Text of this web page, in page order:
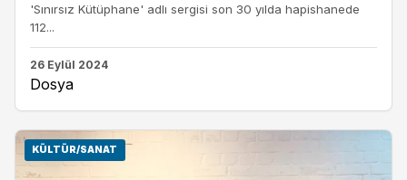
'Sınırsız Kütüphane' adlı sergisi son 30 yılda hapishanede
112...
26 Eylül 2024
Dosya
KÜLTÜR/SANAT